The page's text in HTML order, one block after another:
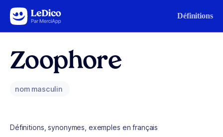
Aller au contenu Définitions
Zoophore
nom masculin
Définitions, synonymes, exemples en français